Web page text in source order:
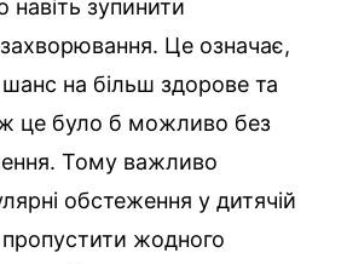
навіть зупинити
Це означає,
на більш здорове та
це було б можливо без
Тому важливо
обстеження у дитячій
жодного